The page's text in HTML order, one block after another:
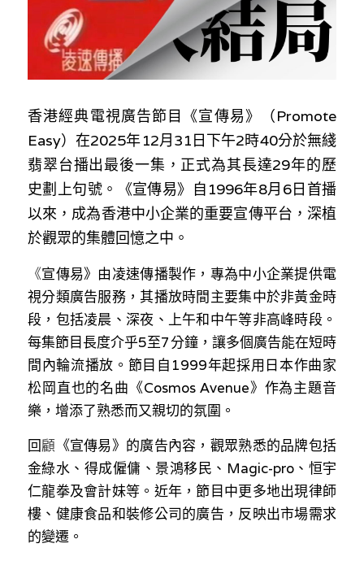
高松傑專欄
林伯強專欄
趙處機專欄
KOL 精選
大衛sir專欄
曾子晴 - 晴深直說
龔靜儀大律師專欄
陳貴春大律師專欄
陳子遷律師專欄
羅浚軒專欄
汪明欣專欄
張美雄專欄
莊豪鋒專欄
支持讚助
條款及細則
English
香港經典電視廣告節目《宣傳易》（Promote
Easy）在2025年12月31日下午2時40分於無綫
翡翠台播出最後一集，正式為其長達29年的歷
史劃上句號。《宣傳易》自1996年8月6日首播
以來，成為香港中小企業的重要宣傳平台，深植
於觀眾的集體回憶之中。
《宣傳易》由凌速傳播製作，專為中小企業提供電
視分類廣告服務，其播放時間主要集中於非黃金時
段，包括凌晨、深夜、上午和中午等非高峰時段。
每集節目長度介乎5至7分鐘，讓多個廣告能在短時
間內輪流播放。節目自1999年起採用日本作曲家
松岡直也的名曲《Cosmos Avenue》作為主題音
樂，增添了熟悉而又親切的氛圍。
回顧 《宣傳易》的廣告內容，觀眾熟悉的品牌包括
金綠水、得成僱傭、景鴻移民、Magic-pro、恒宇
仁龍拳及會計妹等。近年，節目中更多地出現律師
樓、健康食品和裝修公司的廣告，反映出市場需求
的變遷。